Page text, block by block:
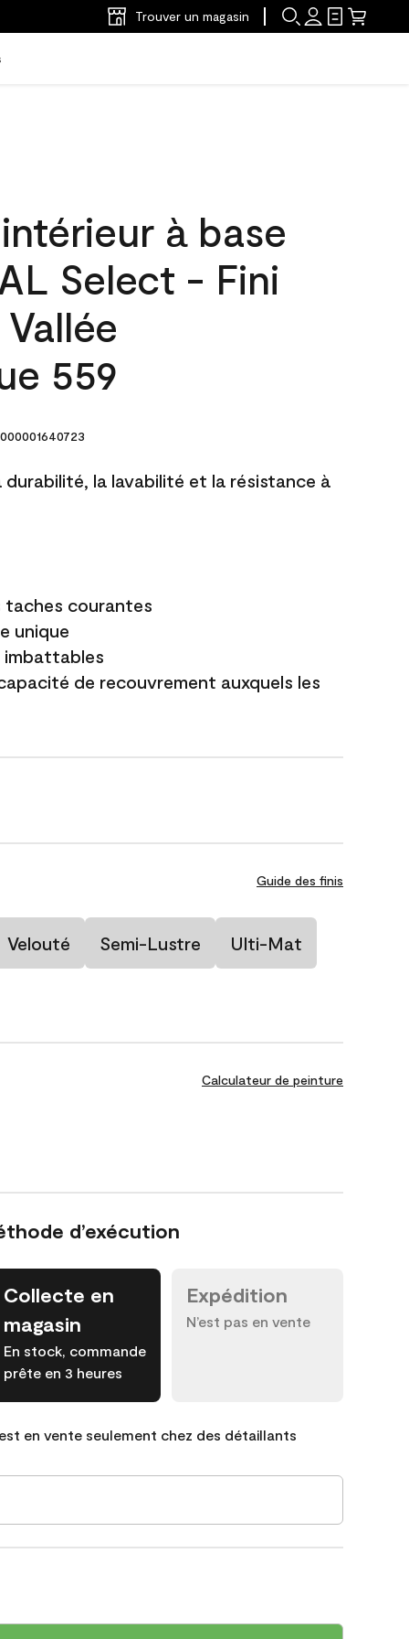
Trouver un magasin
à base
Select - Fini
559
la lavabilité et la résistance à
taches courantes
unique
de recouvrement auxquels les
Guide des finis
Velouté Semi-Lustre Ulti-Mat
Calculateur de peinture
d’exécution
Collecte en
magasin
En stock, commande
prête en 3 heures
Expédition
N’est pas en vente
en vente seulement chez des détaillants